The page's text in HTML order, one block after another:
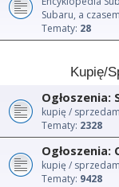
Subaru, a
Tematy: 28
Kupię/
Ogłoszenia:
kupię /
Tematy: 2328
Ogłoszenia:
kupię /
Tematy: 9428